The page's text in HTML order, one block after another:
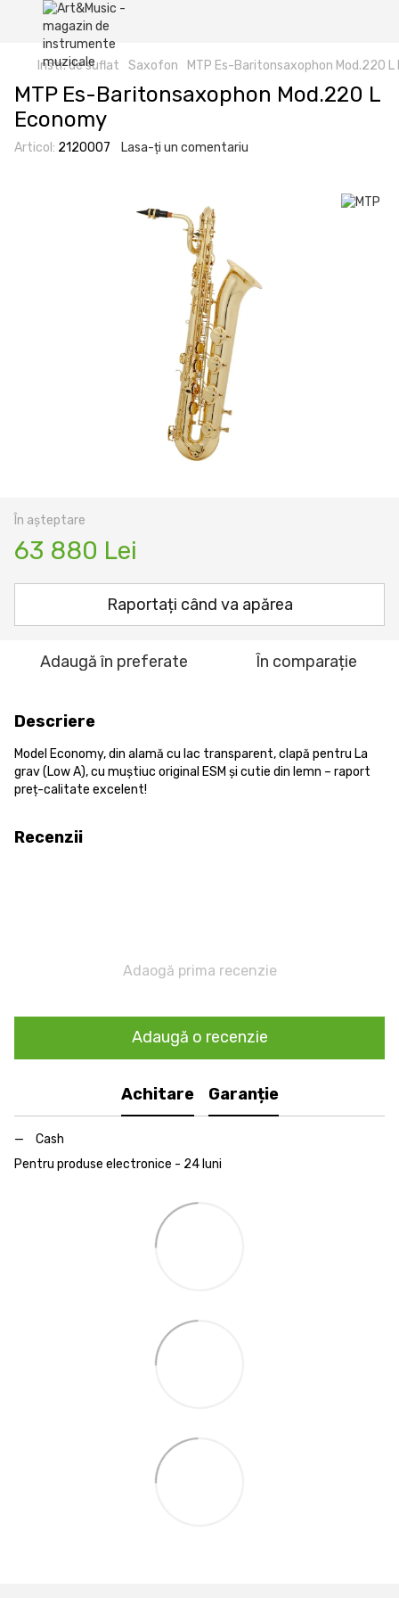
Instr. de suflat Saxofon MTP Es-Baritonsaxophon Mod.220
MTP Es-Baritonsaxophon Mod.220 L
Economy
Articol: 2120007 Lasa-ți un comentariu
În așteptare
63 880 Lei
Raportați când va apărea
Adaugă în preferate În comparație
Descriere
Model Economy, din alamă cu lac transparent, clapă pentru La
grav (Low A), cu muștiuc original ESM și cutie din lemn – raport
preț-calitate excelent!
Recenzii
Adaogă prima recenzie
Adaugă o recenzie
Achitare Garanție
Cash
Pentru produse electronice - 24 luni